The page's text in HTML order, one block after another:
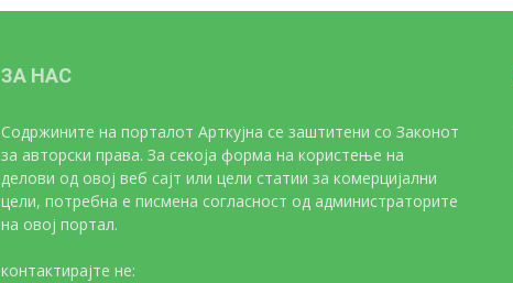
ЗА НАС
Содржините на порталот Арткујна се заштитени со Законот
за авторски права. За секоја форма на користење на
делови од овој веб сајт или цели статии за комерцијални
цели, потребна е писмена согласност од администраторите
на овој портал.
контактирајте не: